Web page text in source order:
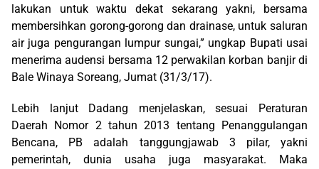
lakukan untuk waktu dekat sekarang yakni, bersama
membersihkan gorong-gorong dan drainase, untuk saluran
air juga pengurangan lumpur sungai,” ungkap Bupati usai
menerima audensi bersama 12 perwakilan korban banjir di
Bale Winaya Soreang, Jumat (31/3/17).
Lebih lanjut Dadang menjelaskan, sesuai Peraturan
Daerah Nomor 2 tahun 2013 tentang Penanggulangan
Bencana, PB adalah tanggungjawab 3 pilar, yakni
pemerintah, dunia usaha juga masyarakat. Maka